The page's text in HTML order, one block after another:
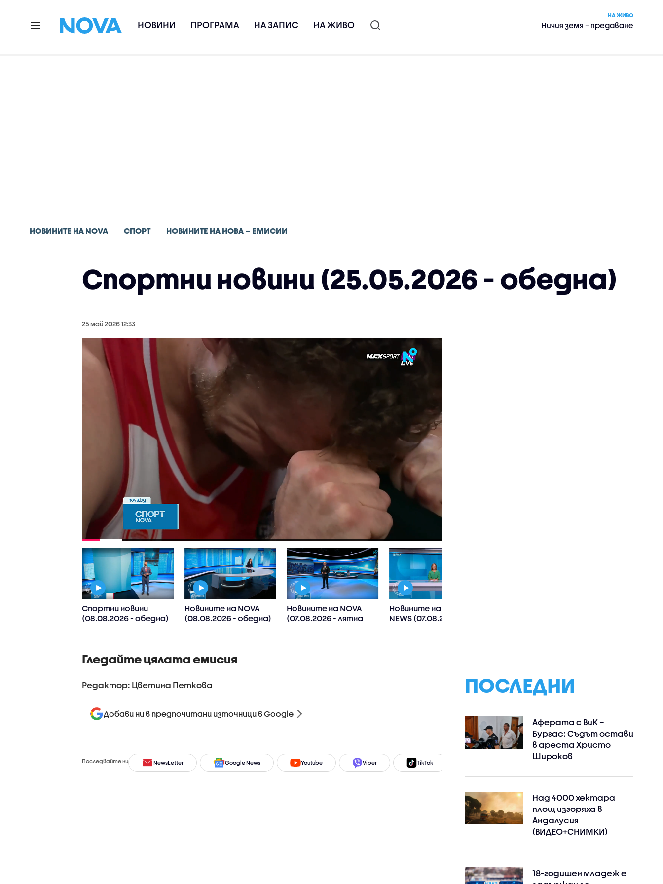
НОВИНИ ПРОГРАМА НА ЗАПИС НА ЖИВО
НА ЖИВО
Ничия земя – предаване
НОВИНИТЕ НА NOVA СПОРТ НОВИНИТЕ НА НОВА – ЕМИСИИ
Спортни новини (25.05.2026 - обедна)
25 май 2026 12:33
Спортни новини
(08.08.2026 - обедна)
Новините на NOVA
(08.08.2026 - обедна)
Новините на NOVA
(07.08.2026 - лятна
Новините на NOVA
NEWS (07.08.2026 -
Гледайте цялата емисия
Редактор: Цветина Петкова
Добави ни в предпочитани източници в Google
Последвайте ни NewsLetter Google News Youtube Viber TikTok Facebook
ПОСЛЕДНИ
Аферата с ВиК –
Бургас: Съдът остави
в ареста Христо
Широков
Над 4000 хектара
площ изгоряха в
Андалусия
(ВИДЕО+СНИМКИ)
18-годишен младеж е